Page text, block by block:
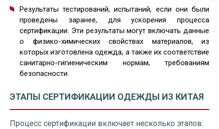
Результаты тестирований, испытаний, если они были
проведены заранее, для ускорения процесса
сертификации. Эти результаты могут включать данные
о физико-химических свойствах материалов, из
которых изготовлена одежда, а также их соответствие
санитарно-гигиеническим нормам, требованиям
безопасности.
ЭТАПЫ СЕРТИФИКАЦИИ ОДЕЖДЫ ИЗ КИТАЯ
Процесс сертификации включает несколько этапов: